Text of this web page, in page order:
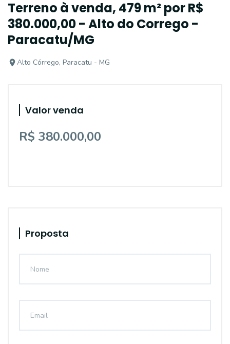
Terreno à venda, 479 m² por R$
380.000,00 - Alto do Corrego -
Paracatu/MG
Alto Córrego, Paracatu - MG
Valor venda
R$ 380.000,00
Proposta